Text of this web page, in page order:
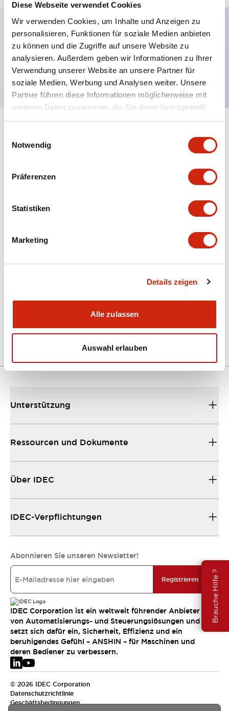
Diese Webseite verwendet Cookies
Wir verwenden Cookies, um Inhalte und Anzeigen zu
personalisieren, Funktionen für soziale Medien anbieten
zu können und die Zugriffe auf unsere Website zu
analysieren. Außerdem geben wir Informationen zu Ihrer
Verwendung unserer Website an unsere Partner für
soziale Medien, Werbung und Analysen weiter. Unsere
Partner führen diese Informationen möglicherweise mit
weiteren Daten zusammen, die Sie ihnen bereitgestellt
haben oder die sie im Rahmen Ihrer Nutzung der Dienste
Notwendig
Präferenzen
Statistiken
Marketing
Details zeigen
Alle zulassen
Auswahl erlauben
Brauche Hilfe ?
Hauptmerkmale
Ringmaulschlüssel, vernickeltes Messingmetall
MT-001_A4-H00045C
9.05KB
Unterstützung
Ressourcen und Dokumente
Über IDEC
IDEC-Verpflichtungen
Abonnieren Sie unseren Newsletter!
Registrieren
IDEC Corporation ist ein weltweit führender Anbieter
von Automatisierungs- und Steuerungslösungen und
setzt sich dafür ein, Sicherheit, Effizienz und ein
beruhigendes Gefühl – ANSHIN – für Maschinen und
deren Bediener zu verbessern.
© 2026 IDEC Corporation
Datenschutzrichtlinie
Geschäftsbedingungen